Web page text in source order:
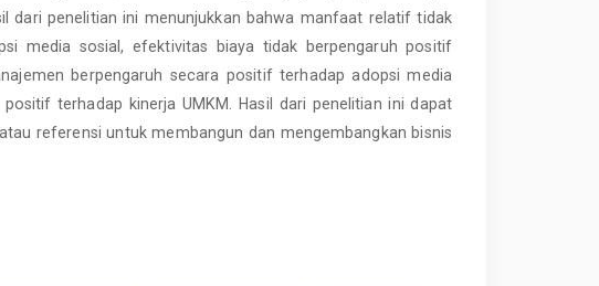
dari penelitian ini menunjukkan bahwa manfaat relatif tidak
media sosial, efektivitas biaya tidak berpengaruh positif
berpengaruh secara positif terhadap adopsi media
terhadap kinerja UMKM. Hasil dari penelitian ini dapat
referensi untuk membangun dan mengembangkan bisnis